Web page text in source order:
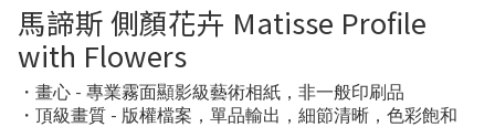
馬諦斯 側顏花卉 Matisse Profile
with Flowers
・畫心 - 專業霧面顯影級藝術相紙，非一般印刷品
・頂級畫質 - 版權檔案，單品輸出，細節清晰，色彩飽和